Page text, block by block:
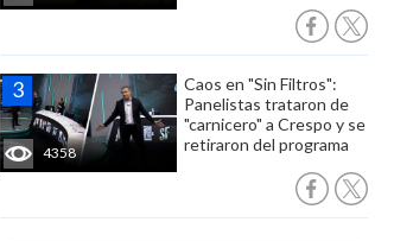
4358
Caos en "Sin Filtros":
Panelistas trataron de
"carnicero" a Crespo y se
retiraron del programa